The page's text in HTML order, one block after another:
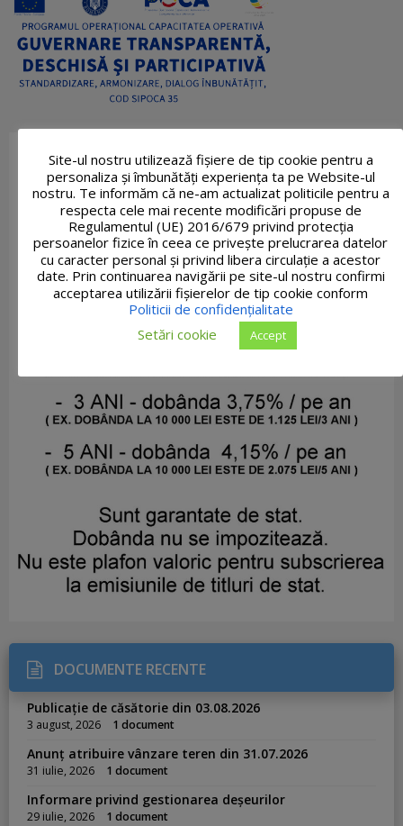
DOCUMENTE RECENTE
Publicație de căsătorie din 03.08.2026
3 august, 2026 1 document
Anunț atribuire vânzare teren din 31.07.2026
31 iulie, 2026 1 document
Informare privind gestionarea deșeurilor
29 iulie, 2026 1 document
Site-ul nostru utilizează fişiere de tip cookie pentru a
personaliza și îmbunătăți experiența ta pe Website-ul
nostru. Te informăm că ne-am actualizat politicile pentru a
respecta cele mai recente modificări propuse de
Regulamentul (UE) 2016/679 privind protecția
persoanelor fizice în ceea ce privește prelucrarea datelor
cu caracter personal și privind libera circulație a acestor
date. Prin continuarea navigării pe site-ul nostru confirmi
acceptarea utilizării fişierelor de tip cookie conform
Politicii de confidențialitate
Setări cookie
Accept